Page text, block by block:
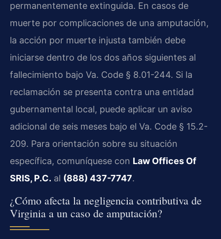
permanentemente extinguida. En casos de
muerte por complicaciones de una amputación,
la acción por muerte injusta también debe
iniciarse dentro de los dos años siguientes al
fallecimiento bajo Va. Code § 8.01-244. Si la
reclamación se presenta contra una entidad
gubernamental local, puede aplicar un aviso
adicional de seis meses bajo el Va. Code § 15.2-
209. Para orientación sobre su situación
específica, comuníquese con Law Offices Of
SRIS, P.C. al (888) 437-7747.
¿Cómo afecta la negligencia contributiva de
Virginia a un caso de amputación?